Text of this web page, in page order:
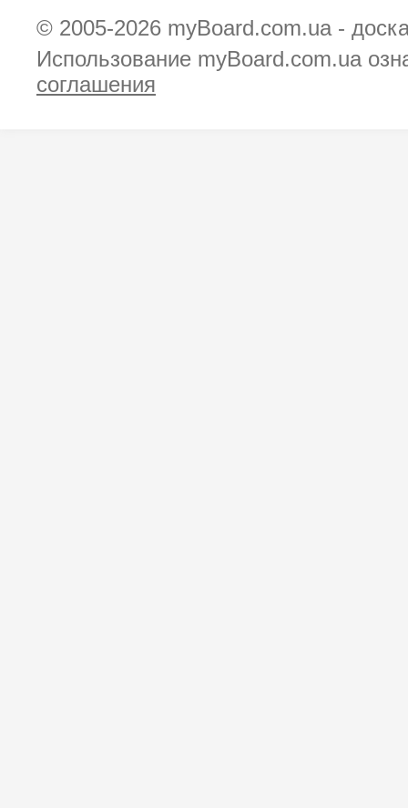
© 2005-2026 myBoard.com.ua -
Использование myBoard.com.ua
соглашения